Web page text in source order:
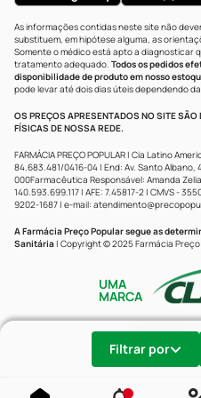
Filtrar por
As informações contidas neste site não
substituem, em hipótese alguma, as
Somente o médico está apto a diagnosticar
tratamento adequado. Todos os pedidos
disponibilidade de produto em nosso
pode levar até dois dias úteis dependendo
OS PREÇOS APRESENTADOS NO SITE
FÍSICAS DE NOSSA REDE.
FARMÁCIA PREÇO POPULAR | Cia Latino
84.683.481/0416-04 | End: Av. Santo Albano,
000Farmacêutica Responsável: Amanda
140.593.699.117 | AFE: 7.45817-2 | CMVS -
9202-1687 | e-mail:
A Farmácia Preço Popular segue as
Sanitária | Copyright © 2025 Farmácia
UMA
MARCA
Powered by